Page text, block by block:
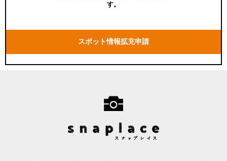
す。
スポット情報拡充申請